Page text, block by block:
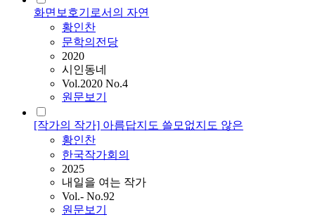
화면보호기로서의 자연
황인찬
문학의전당
2020
시인동네
Vol.2020 No.4
원문보기
[작가의 작가] 아름답지도 쓸모없지도 않은
황인찬
한국작가회의
2025
내일을 여는 작가
Vol.- No.92
원문보기